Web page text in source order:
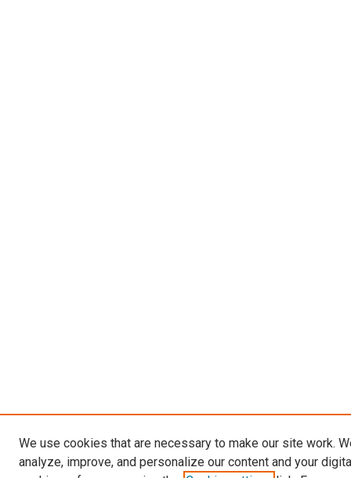
We use cookies that are necessary to make our site work.
analyze, improve, and personalize our content and your